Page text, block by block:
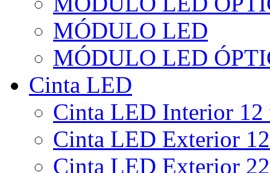
MÓDULO LED
MÓDULO LED
Cinta LED
Cinta LED Interior
Cinta LED Exterior
Cinta LED Exterior